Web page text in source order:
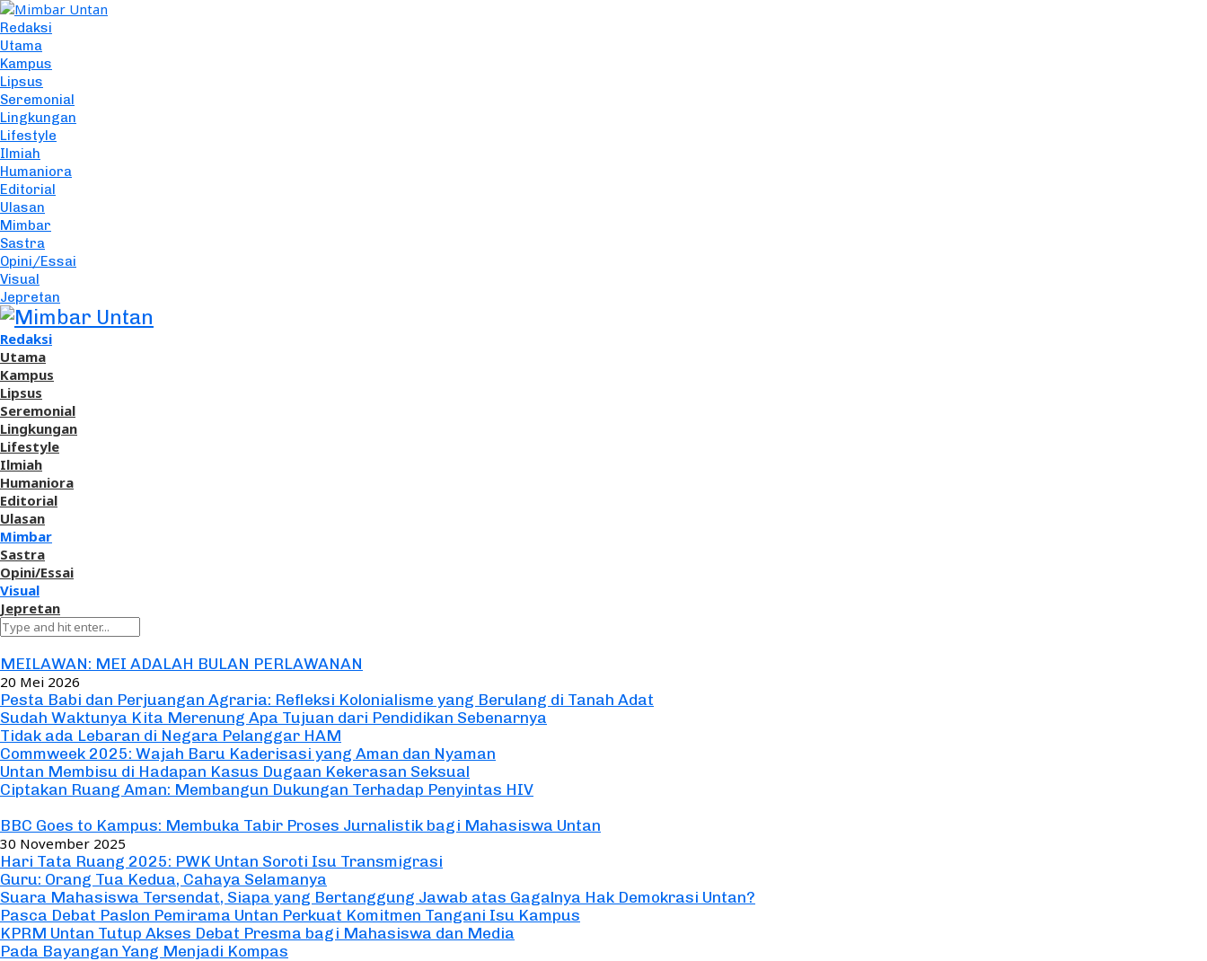
Redaksi
Utama
Kampus
Lipsus
Seremonial
Lingkungan
Lifestyle
Ilmiah
Humaniora
Editorial
Ulasan
Mimbar
Sastra
Opini/Essai
Visual
Jepretan
Redaksi
Utama
Kampus
Lipsus
Seremonial
Lingkungan
Lifestyle
Ilmiah
Humaniora
Editorial
Ulasan
Mimbar
Sastra
Opini/Essai
Visual
Jepretan
MEILAWAN: MEI ADALAH BULAN PERLAWANAN
20 Mei 2026
Pesta Babi dan Perjuangan Agraria: Refleksi Kolonialisme yang Berulang di Tanah Adat
Sudah Waktunya Kita Merenung Apa Tujuan dari Pendidikan Sebenarnya
Tidak ada Lebaran di Negara Pelanggar HAM
Commweek 2025: Wajah Baru Kaderisasi yang Aman dan Nyaman
Untan Membisu di Hadapan Kasus Dugaan Kekerasan Seksual
Ciptakan Ruang Aman: Membangun Dukungan Terhadap Penyintas HIV
BBC Goes to Kampus: Membuka Tabir Proses Jurnalistik bagi Mahasiswa Untan
30 November 2025
Hari Tata Ruang 2025: PWK Untan Soroti Isu Transmigrasi
Guru: Orang Tua Kedua, Cahaya Selamanya
Suara Mahasiswa Tersendat, Siapa yang Bertanggung Jawab atas Gagalnya Hak Demokrasi Untan?
Pasca Debat Paslon Pemirama Untan Perkuat Komitmen Tangani Isu Kampus
KPRM Untan Tutup Akses Debat Presma bagi Mahasiswa dan Media
Pada Bayangan Yang Menjadi Kompas